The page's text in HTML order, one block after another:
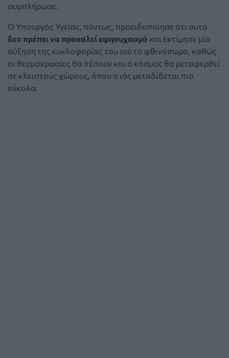
συμπλήρωσε.
Ο Υπουργός Υγείας, πάντως, προειδοποίησε ότι αυτό
δεν πρέπει να προκαλεί εφησυχασμό και εκτίμησε μία
αύξηση της κυκλοφορίας του ιού το φθινόπωρο, καθώς
οι θερμοκρασίες θα πέσουν και ο κόσμος θα μεταφερθεί
σε κλειστούς χώρους, όπου ο ιός μεταδίδεται πιο
εύκολα.